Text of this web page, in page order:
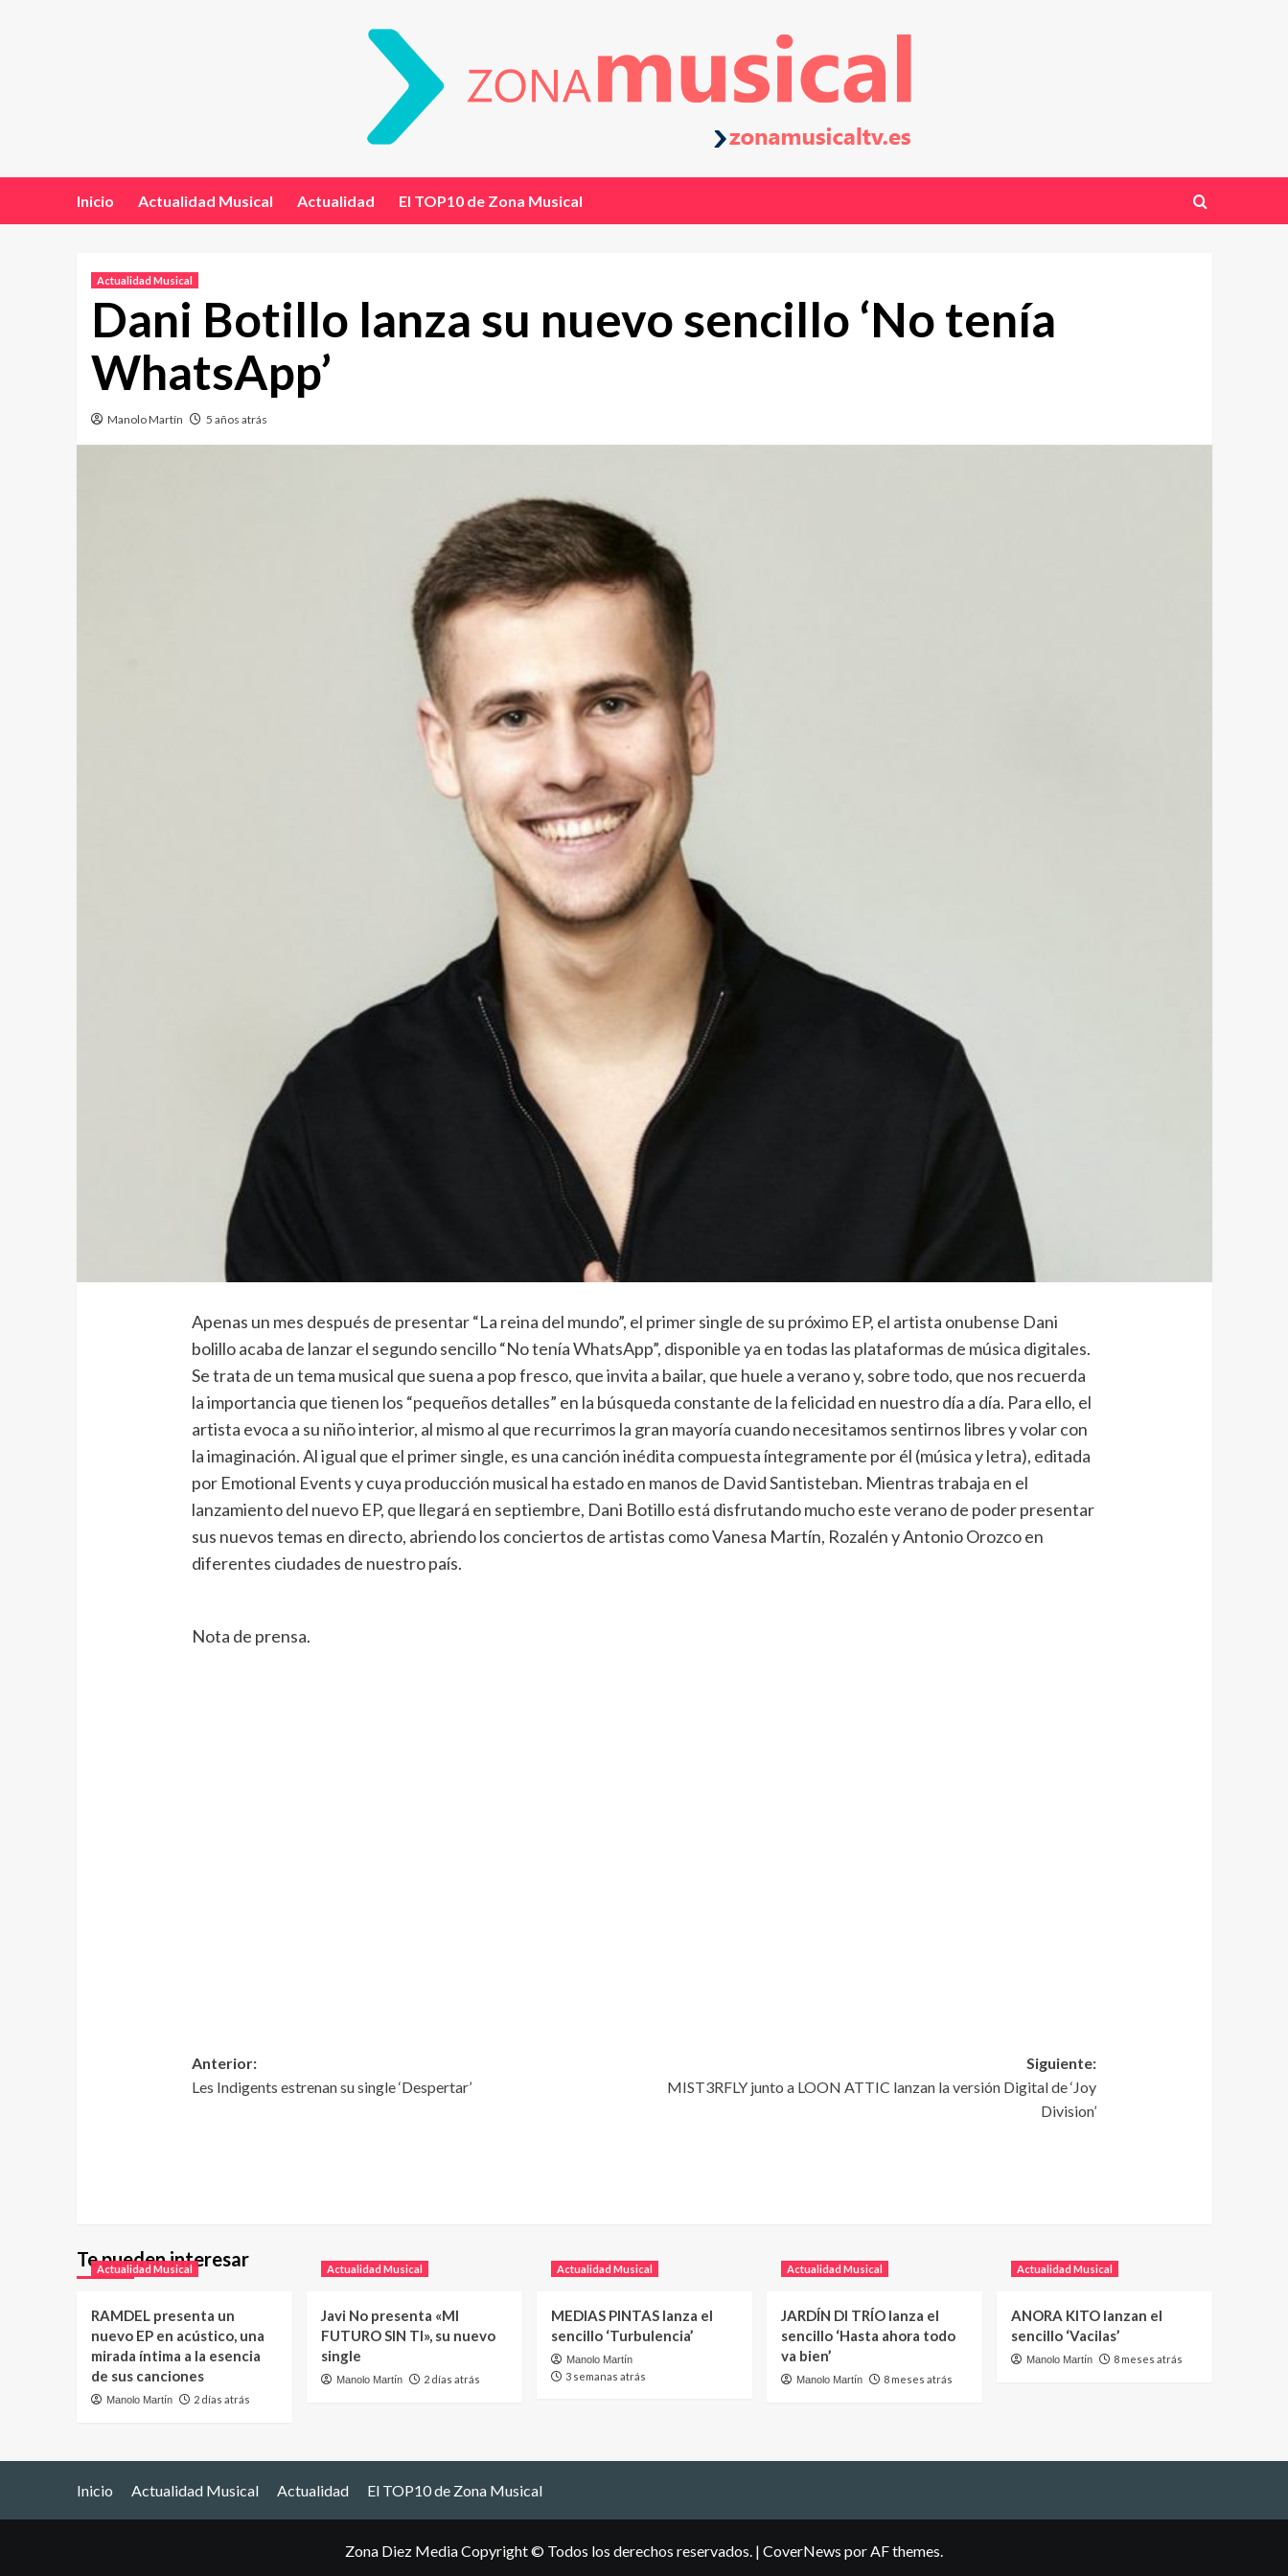
Inicio Actualidad Musical Actualidad El TOP10 de Zona Musical
Actualidad Musical
Dani Botillo lanza su nuevo sencillo ‘No tenía
WhatsApp’
Manolo Martín 5 años atrás
Apenas un mes después de presentar “La reina del mundo”, el primer single de su próximo EP, el artista onubense Dani
bolillo acaba de lanzar el segundo sencillo “No tenía WhatsApp”, disponible ya en todas las plataformas de música digitales.
Se trata de un tema musical que suena a pop fresco, que invita a bailar, que huele a verano y, sobre todo, que nos recuerda
la importancia que tienen los “pequeños detalles” en la búsqueda constante de la felicidad en nuestro día a día. Para ello, el
artista evoca a su niño interior, al mismo al que recurrimos la gran mayoría cuando necesitamos sentirnos libres y volar con
la imaginación. Al igual que el primer single, es una canción inédita compuesta íntegramente por él (música y letra), editada
por Emotional Events y cuya producción musical ha estado en manos de David Santisteban. Mientras trabaja en el
lanzamiento del nuevo EP, que llegará en septiembre, Dani Botillo está disfrutando mucho este verano de poder presentar
sus nuevos temas en directo, abriendo los conciertos de artistas como Vanesa Martín, Rozalén y Antonio Orozco en
diferentes ciudades de nuestro país.
Nota de prensa.
Anterior:
Les Indigents estrenan su single ‘Despertar’
Siguiente:
MIST3RFLY junto a LOON ATTIC lanzan la versión Digital de ‘Joy
Division’
Te pueden interesar
Actualidad Musical
RAMDEL presenta un
nuevo EP en acústico, una
mirada íntima a la esencia
de sus canciones
Manolo Martín 2 días atrás
Actualidad Musical
Javi No presenta «MI
FUTURO SIN TI», su nuevo
single
Manolo Martín 2 días atrás
Actualidad Musical
MEDIAS PINTAS lanza el
sencillo ‘Turbulencia’
Manolo Martín
3 semanas atrás
Actualidad Musical
JARDÍN DI TRÍO lanza el
sencillo ‘Hasta ahora todo
va bien’
Manolo Martín 8 meses atrás
Actualidad Musical
ANORA KITO lanzan el
sencillo ‘Vacilas’
Manolo Martín 8 meses atrás
Inicio Actualidad Musical Actualidad El TOP10 de Zona Musical
Zona Diez Media Copyright © Todos los derechos reservados. | CoverNews por AF themes.